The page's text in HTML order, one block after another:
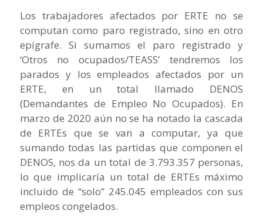
Los trabajadores afectados por ERTE no se
computan como paro registrado, sino en otro
epígrafe. Si sumamos el paro registrado y
‘Otros no ocupados/TEASS’ tendremos los
parados y los empleados afectados por un
ERTE, en un total llamado DENOS
(Demandantes de Empleo No Ocupados). En
marzo de 2020 aún no se ha notado la cascada
de ERTEs que se van a computar, ya que
sumando todas las partidas que componen el
DENOS, nos da un total de 3.793.357 personas,
lo que implicaría un total de ERTEs máximo
incluido de “solo” 245.045 empleados con sus
empleos congelados.